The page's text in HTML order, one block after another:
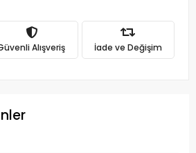
Alışveriş İade ve Değişim